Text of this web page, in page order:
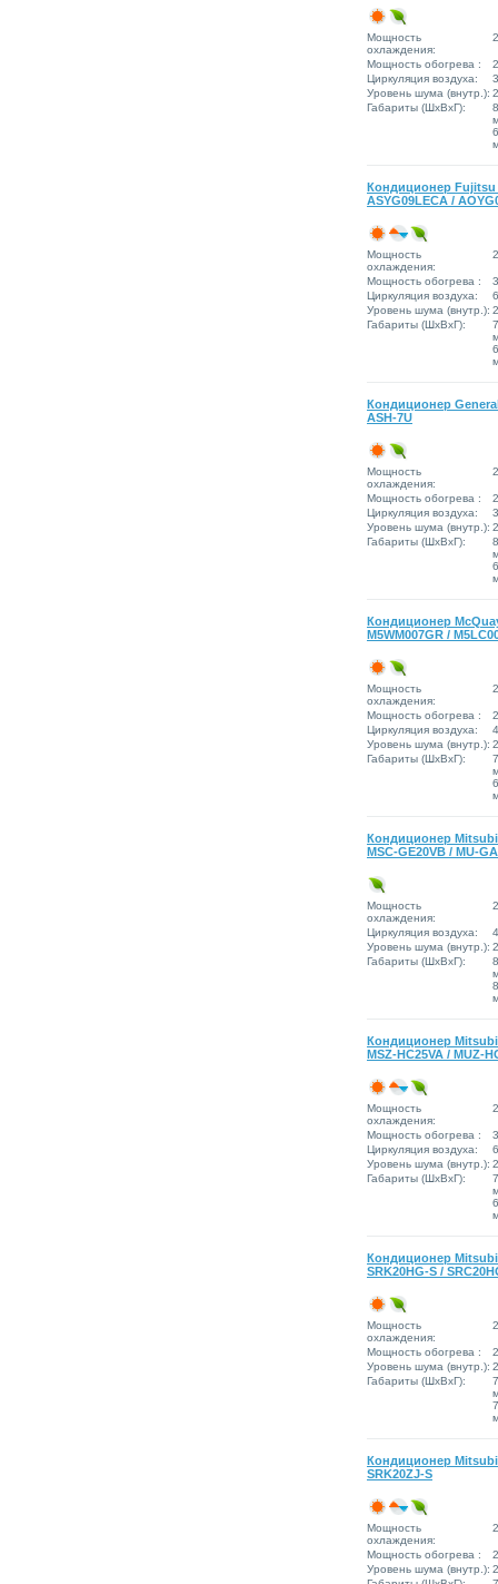
Мощность
охлаждения:
Мощность обогрева :
Циркуляция воздуха:
Уровень шума (внутр.):
Габариты (ШxВxГ):
Кондиционер Fujitsu
ASYG09LECA /
Мощность
охлаждения:
Мощность обогрева :
Циркуляция воздуха:
Уровень шума (внутр.):
Габариты (ШxВxГ):
Кондиционер
ASH-7U
Мощность
охлаждения:
Мощность обогрева :
Циркуляция воздуха:
Уровень шума (внутр.):
Габариты (ШxВxГ):
Кондиционер
M5WM007GR /
Мощность
охлаждения:
Мощность обогрева :
Циркуляция воздуха:
Уровень шума (внутр.):
Габариты (ШxВxГ):
Кондиционер
MSC-GE20VB / MU-
Мощность
охлаждения:
Циркуляция воздуха:
Уровень шума (внутр.):
Габариты (ШxВxГ):
Кондиционер
MSZ-HC25VA / MUZ-
Мощность
охлаждения:
Мощность обогрева :
Циркуляция воздуха:
Уровень шума (внутр.):
Габариты (ШxВxГ):
Кондиционер
SRK20HG-S /
Мощность
охлаждения:
Мощность обогрева :
Уровень шума (внутр.):
Габариты (ШxВxГ):
Кондиционер
SRK20ZJ-S
Мощность
охлаждения:
Мощность обогрева :
Уровень шума (внутр.):